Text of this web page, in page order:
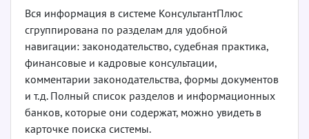
Вся информация в системе КонсультантПлюс
сгруппирована по разделам для удобной
навигации: законодательство, судебная практика,
финансовые и кадровые консультации,
комментарии законодательства, формы документов
и т.д. Полный список разделов и информационных
банков, которые они содержат, можно увидеть в
карточке поиска системы.